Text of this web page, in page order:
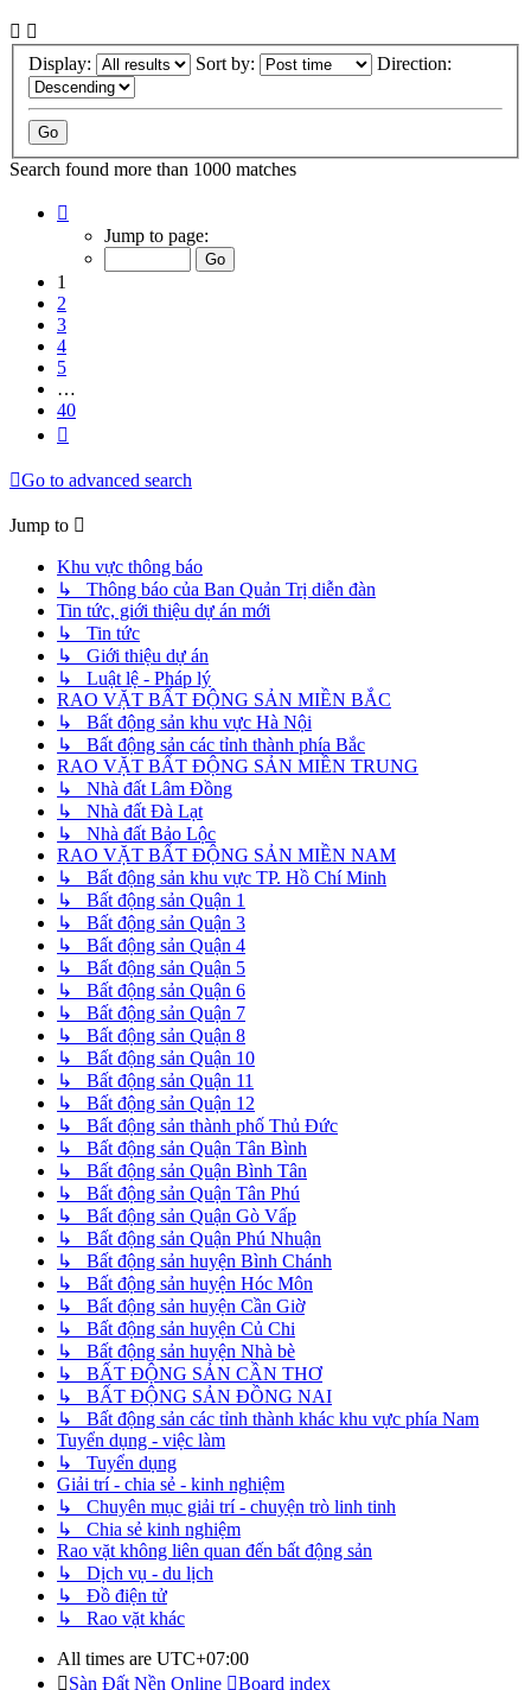
Display: Sort by: Direction:
Search found more than 1000 matches
Jump to page:
1
2
3
4
5
…
40
Go to advanced search
Jump to
Khu vực thông báo
↳ Thông báo của Ban Quản Trị diễn đàn
Tin tức, giới thiệu dự án mới
↳ Tin tức
↳ Giới thiệu dự án
↳ Luật lệ - Pháp lý
RAO VẶT BẤT ĐỘNG SẢN MIỀN BẮC
↳ Bất động sản khu vực Hà Nội
↳ Bất động sản các tỉnh thành phía Bắc
RAO VẶT BẤT ĐỘNG SẢN MIỀN TRUNG
↳ Nhà đất Lâm Đồng
↳ Nhà đất Đà Lạt
↳ Nhà đất Bảo Lộc
RAO VẶT BẤT ĐỘNG SẢN MIỀN NAM
↳ Bất động sản khu vực TP. Hồ Chí Minh
↳ Bất động sản Quận 1
↳ Bất động sản Quận 3
↳ Bất động sản Quận 4
↳ Bất động sản Quận 5
↳ Bất động sản Quận 6
↳ Bất động sản Quận 7
↳ Bất động sản Quận 8
↳ Bất động sản Quận 10
↳ Bất động sản Quận 11
↳ Bất động sản Quận 12
↳ Bất động sản thành phố Thủ Đức
↳ Bất động sản Quận Tân Bình
↳ Bất động sản Quận Bình Tân
↳ Bất động sản Quận Tân Phú
↳ Bất động sản Quận Gò Vấp
↳ Bất động sản Quận Phú Nhuận
↳ Bất động sản huyện Bình Chánh
↳ Bất động sản huyện Hóc Môn
↳ Bất động sản huyện Cần Giờ
↳ Bất động sản huyện Củ Chi
↳ Bất động sản huyện Nhà bè
↳ BẤT ĐỘNG SẢN CẦN THƠ
↳ BẤT ĐỘNG SẢN ĐỒNG NAI
↳ Bất động sản các tỉnh thành khác khu vực phía Nam
Tuyển dụng - việc làm
↳ Tuyển dụng
Giải trí - chia sẻ - kinh nghiệm
↳ Chuyên mục giải trí - chuyện trò linh tinh
↳ Chia sẻ kinh nghiệm
Rao vặt không liên quan đến bất động sản
↳ Dịch vụ - du lịch
↳ Đồ điện tử
↳ Rao vặt khác
All times are UTC+07:00
Sàn Đất Nền Online
Board index